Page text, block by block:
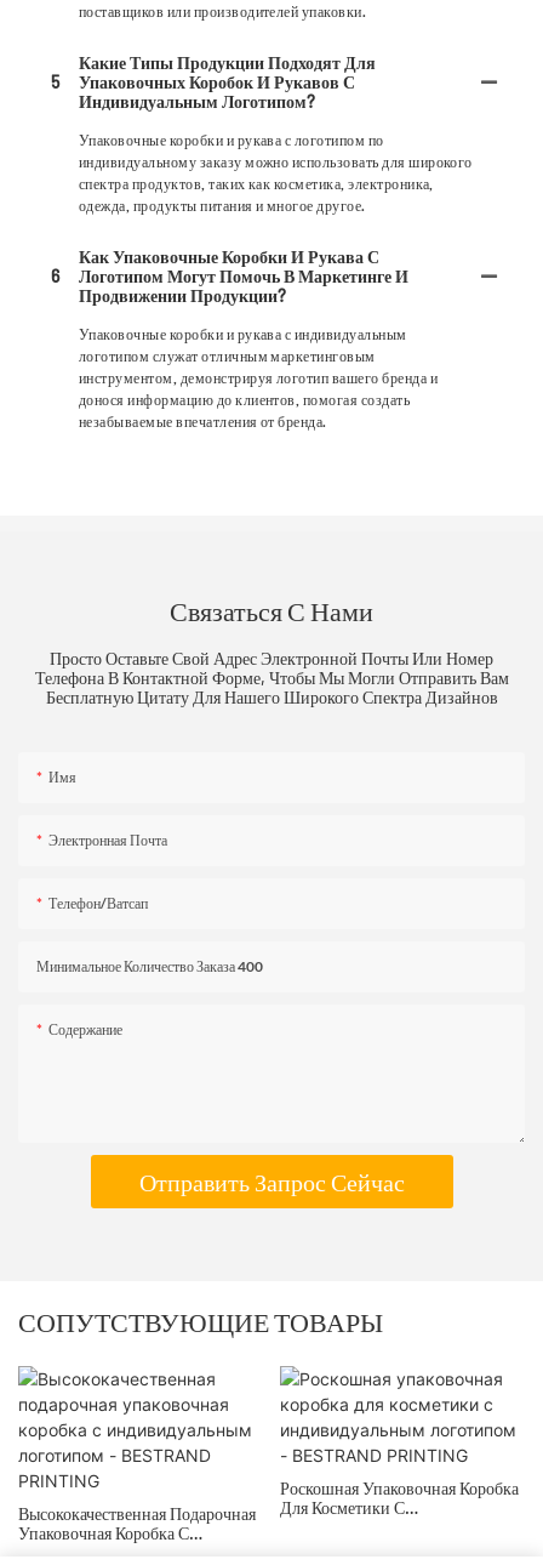
поставщиков или производителей упаковки.
5
Какие Типы Продукции Подходят Для
Упаковочных Коробок И Рукавов С
Индивидуальным Логотипом?
Упаковочные коробки и рукава с логотипом по
индивидуальному заказу можно использовать для широкого
спектра продуктов, таких как косметика, электроника,
одежда, продукты питания и многое другое.
6
Как Упаковочные Коробки И Рукава С
Логотипом Могут Помочь В Маркетинге И
Продвижении Продукции?
Упаковочные коробки и рукава с индивидуальным
логотипом служат отличным маркетинговым
инструментом, демонстрируя логотип вашего бренда и
донося информацию до клиентов, помогая создать
незабываемые впечатления от бренда.
Связаться С Нами
Просто Оставьте Свой Адрес Электронной Почты Или Номер
Телефона В Контактной Форме, Чтобы Мы Могли Отправить Вам
Бесплатную Цитату Для Нашего Широкого Спектра Дизайнов
Имя
Электронная Почта
Телефон/ватсап
Минимальное Количество Заказа 400
Содержание
Отправить Запрос Сейчас
СОПУТСТВУЮЩИЕ ТОВАРЫ
Высококачественная Подарочная
Упаковочная Коробка С
Роскошная Упаковочная Коробка
Для Косметики С